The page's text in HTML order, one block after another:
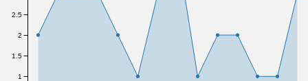
1
1.5
2
2.5